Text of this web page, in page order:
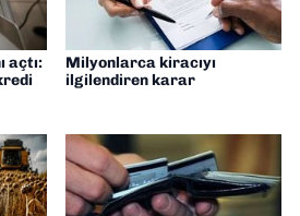
açtı:
Milyonlarca kiracıyı
ilgilendiren karar